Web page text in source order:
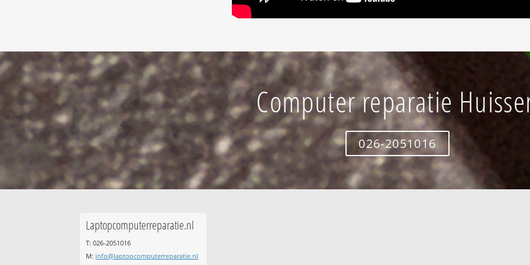
Computer reparatie
026-2051016
Laptopcomputerreparatie.nl
T: 026-2051016
M: info@laptopcomputerreparatie.nl